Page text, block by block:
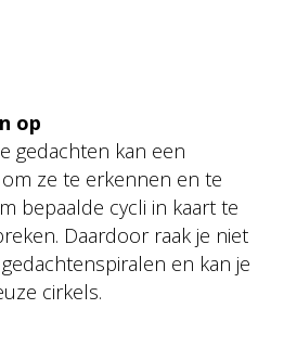
op
gedachten kan een
ze te erkennen en te
bepaalde cycli in kaart te
Daardoor raak je niet
en kan je
cirkels.